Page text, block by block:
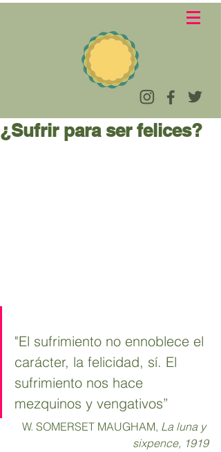
¿Sufrir para ser felices?
"El sufrimiento no ennoblece el
carácter, la felicidad, sí. El
sufrimiento nos hace
mezquinos y vengativos”
W. SOMERSET MAUGHAM, La luna y
sixpence, 1919